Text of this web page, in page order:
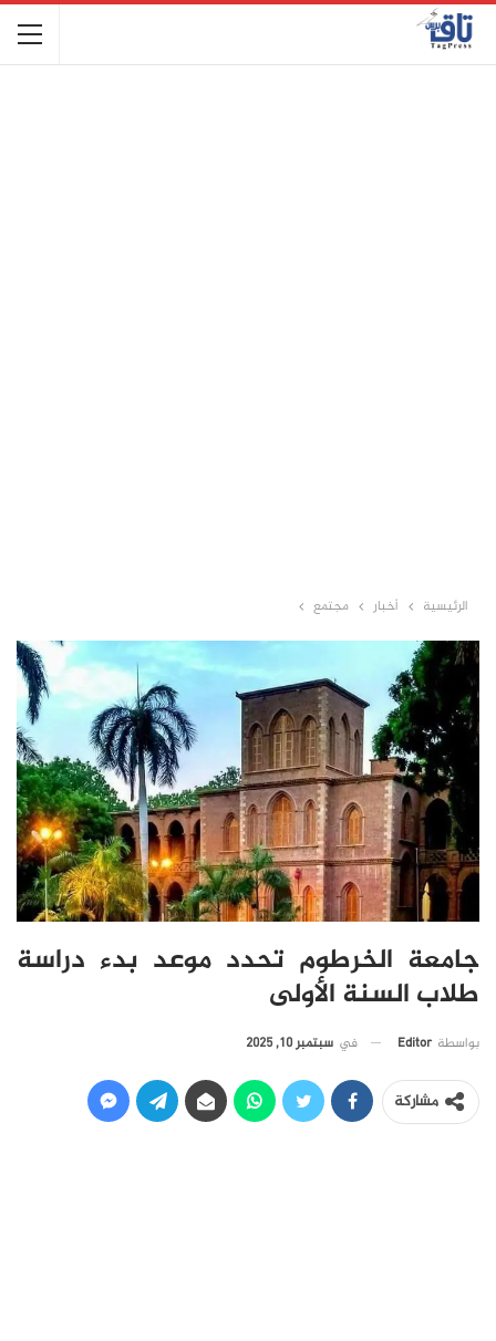
الرئيسية أخبار مجتمع
جامعة الخرطوم تحدد موعد بدء دراسة
طلاب السنة الأولى
بواسطة Editor في سبتمبر 10, 2025
مشاركة